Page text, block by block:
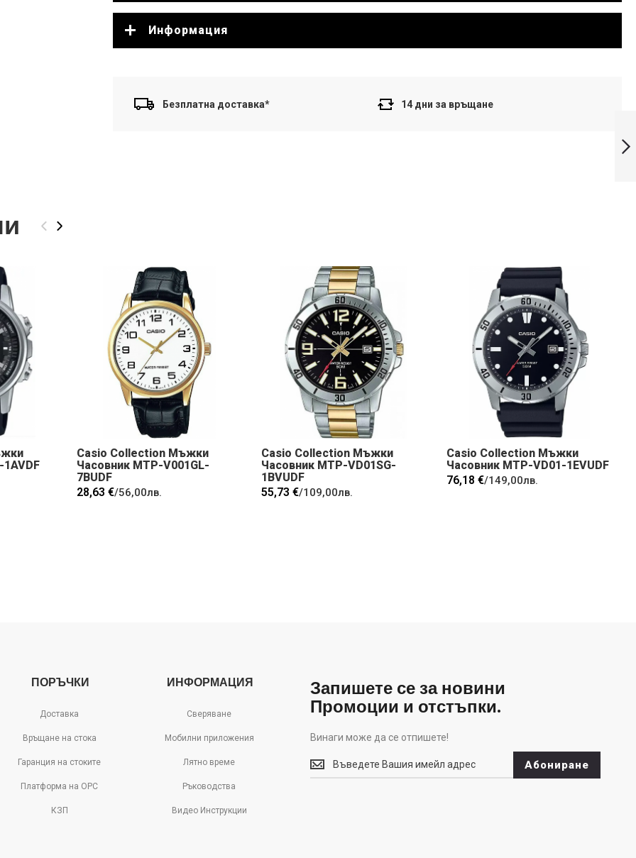
Информация
Безплатна доставка* 14 дни за връщане
‹ ›
Casio Collection Мъжки
Часовник MTP-V001GL-
7BUDF
28,63 €/56,00лв.
Casio Collection Мъжки
Часовник MTP-VD01SG-
1BVUDF
55,73 €/109,00лв.
Casio Collection Мъжки
Часовник MTP-VD01-1EVUDF
76,18 €/149,00лв.
Запишете се за новини
Промоции и отстъпки.
Винаги може да се отпишете!
Винаги
може
Абониране
ПОРЪЧКИ
Доставка
Връщане на стока
Гаранция на стоките
Платформа на ОРС
КЗП
ИНФОРМАЦИЯ
Сверяване
Мобилни приложения
Лятно време
Ръководства
Видео Инструкции